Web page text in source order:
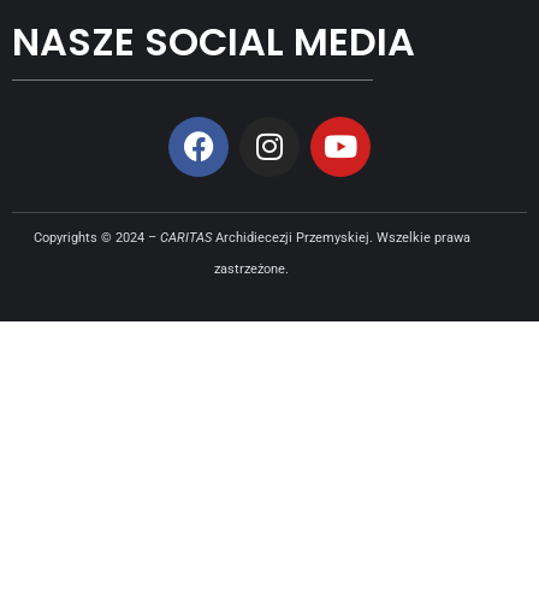
NASZE SOCIAL MEDIA
Copyrights © 2024 – CARITASArchidiecezji Przemyskiej. Wszelkie prawa
zastrzeżone.